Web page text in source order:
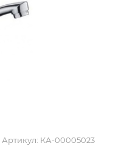
Артикул: КА-00005023